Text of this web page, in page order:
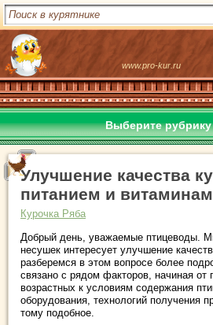
www.pro-kur.ru
Выберите рубрику
Улучшение качества
питанием и
Курочка Ряба
Добрый день, уважаемые птицеводы.
несушек интересует улучшение
разберемся в этом вопросе более
связано с рядом факторов, начиная от
возрастных к условиям содержания
оборудования, технологий получения
тому подобное.